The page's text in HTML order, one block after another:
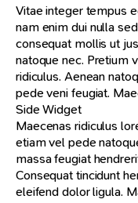
Vitae integer tempus
nam enim dui nulla
consequat mollis ut
natoque nec. Pretium
ridiculus. Aenean
pede veni feugiat.
Side Widget
Maecenas ridiculus
etiam vel pede
massa feugiat
Consequat tincidunt
eleifend dolor ligula.